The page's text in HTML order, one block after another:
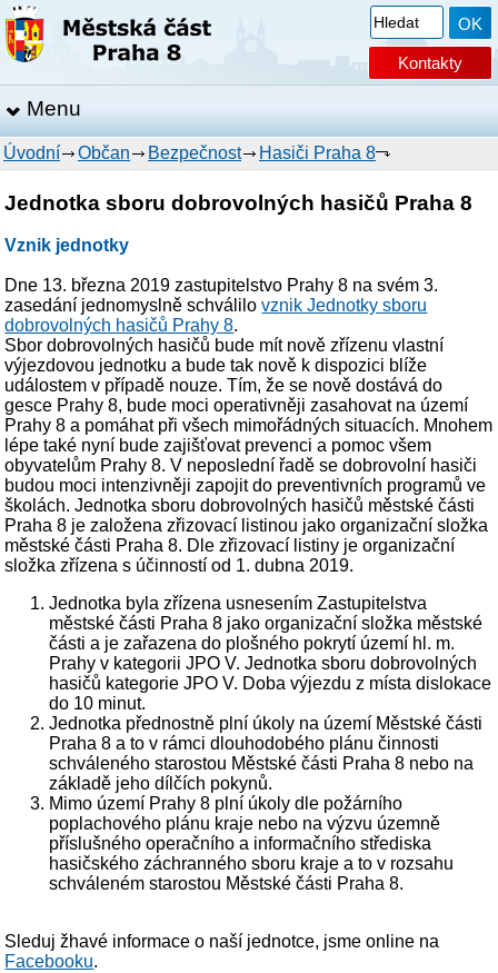
Kontakty
Menu
Úvodní Občan Bezpečnost Hasiči Praha 8
Jednotka sboru dobrovolných hasičů Praha 8
Vznik jednotky
Dne 13. března 2019 zastupitelstvo Prahy 8 na svém 3.
zasedání jednomyslně schválilovznik Jednotky sboru
dobrovolných hasičů Prahy 8.
Sbor dobrovolných hasičů bude mít nově zřízenu vlastní
výjezdovou jednotku a bude tak nově k dispozici blíže
událostem v případě nouze. Tím, že se nově dostává do
gesce Prahy 8, bude moci operativněji zasahovat na území
Prahy 8 a pomáhat při všech mimořádných situacích. Mnohem
lépe také nyní bude zajišťovat prevenci a pomoc všem
obyvatelům Prahy 8. V neposlední řadě se dobrovolní hasiči
budou moci intenzivněji zapojit do preventivních programů ve
školách. Jednotka sboru dobrovolných hasičů městské části
Praha 8 je založena zřizovací listinou jako organizační složka
městské části Praha 8. Dle zřizovací listiny je organizační
složka zřízena s účinností od 1. dubna 2019.
Jednotka byla zřízena usnesením Zastupitelstva
městské části Praha 8 jako organizační složka městské
části a je zařazena do plošného pokrytí území hl. m.
Prahy v kategorii JPO V. Jednotka sboru dobrovolných
hasičů kategorie JPO V. Doba výjezdu z místa dislokace
do 10 minut.
Jednotka přednostně plní úkoly na území Městské části
Praha 8 a to v rámci dlouhodobého plánu činnosti
schváleného starostou Městské části Praha 8 nebo na
základě jeho dílčích pokynů.
Mimo území Prahy 8 plní úkoly dle požárního
poplachového plánu kraje nebo na výzvu územně
příslušného operačního a informačního střediska
hasičského záchranného sboru kraje a to v rozsahu
schváleném starostou Městské části Praha 8.
Sleduj žhavé informace o naší jednotce, jsme online na
Facebooku.